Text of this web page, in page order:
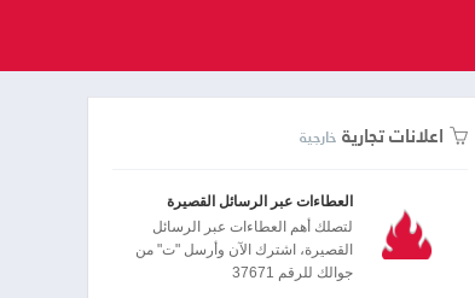
اعلانات تجارية خارجية
العطاءات عبر الرسائل القصيرة
لتصلك أهم العطاءات عبر الرسائل
القصيرة، اشترك الآن وأرسل "ت" من
جوالك للرقم 37671